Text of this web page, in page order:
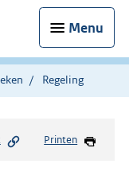
Menu
Regeling
Printen